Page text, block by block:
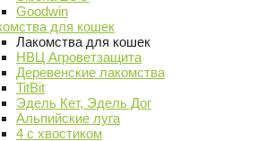
Goodwin
для кошек
Лакомства для кошек
НВЦ Агроветзащита
Деревенские лакомства
TitBit
Эдель Кет, Эдель Дог
Альпийские луга
4 с хвостиком